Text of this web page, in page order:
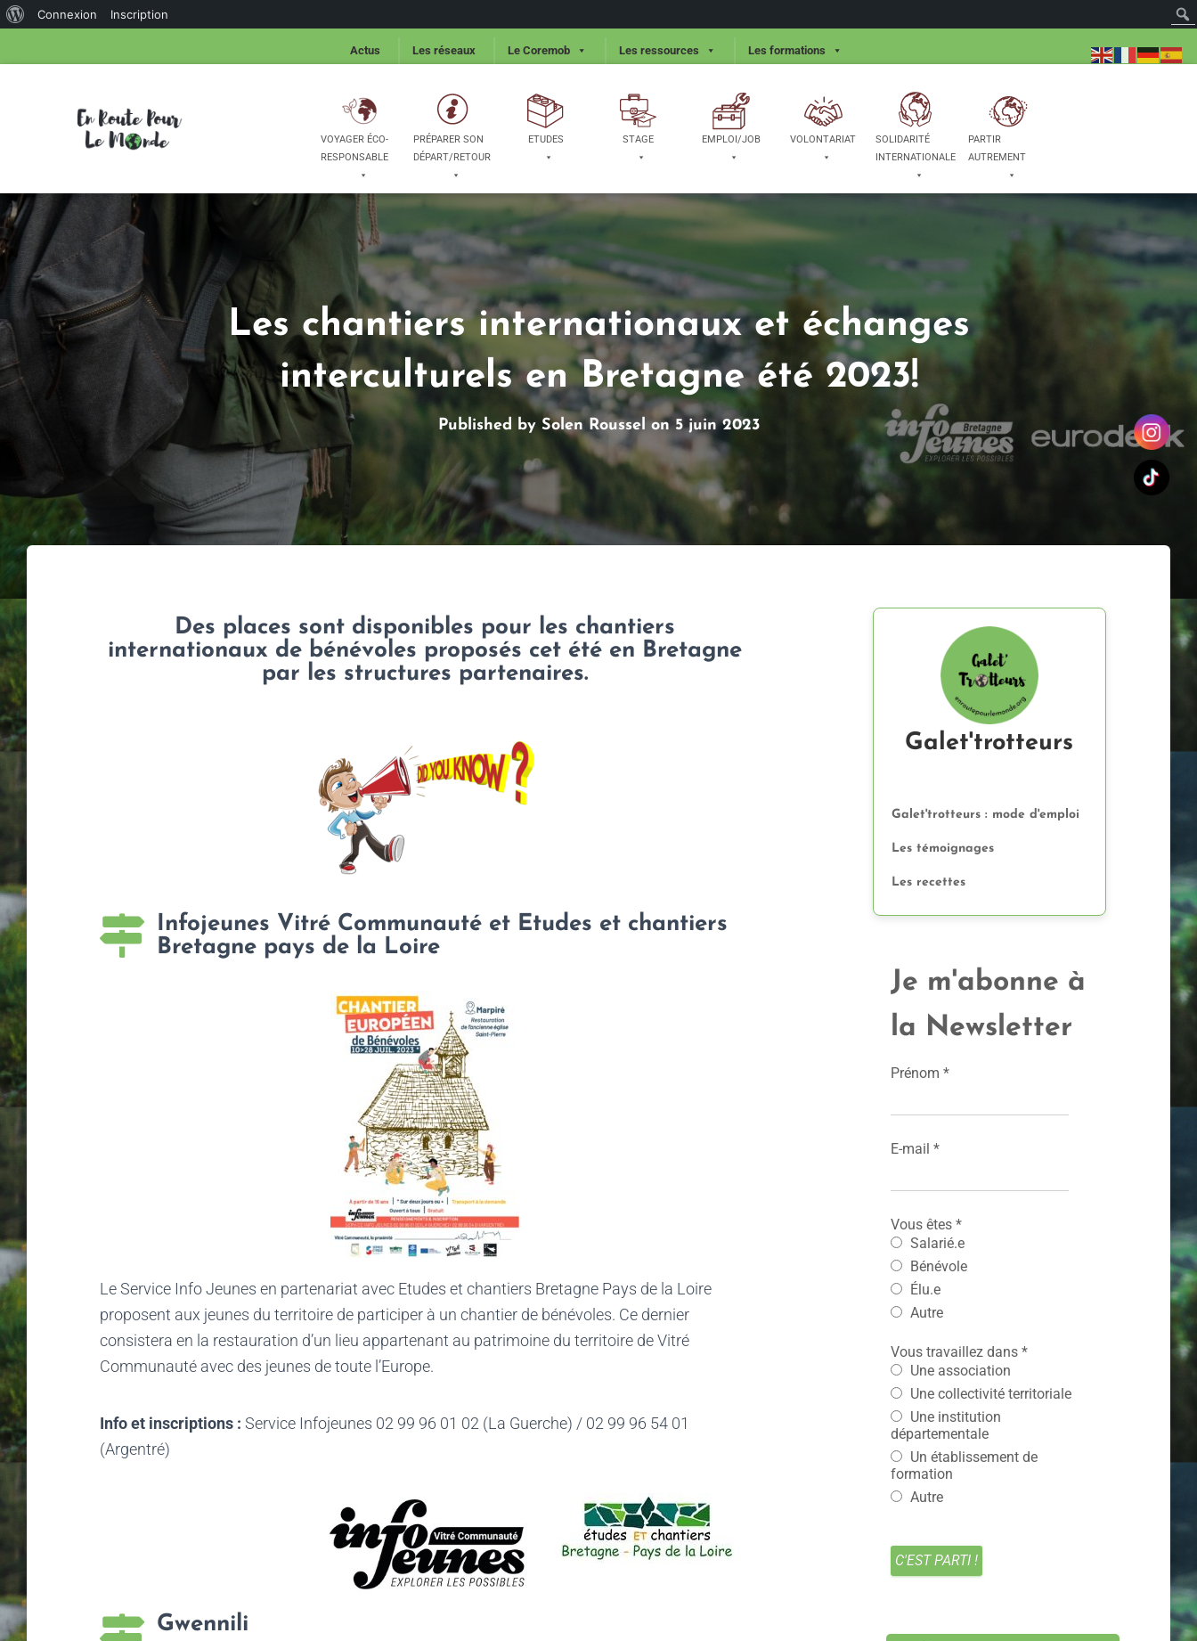
Connexion Inscription
Actus Les réseaux Le Coremob Les ressources Les formations
VOYAGER ÉCO-
RESPONSABLE
PRÉPARER SON
DÉPART/RETOUR
ETUDES STAGE EMPLOI/JOB VOLONTARIAT
SOLIDARITÉ
INTERNATIONALE
PARTIR
AUTREMENT
Les chantiers internationaux et échanges
interculturels en Bretagne été 2023!
Published by Solen Rousselon5 juin 2023
Des places sont disponibles pour les chantiers
internationaux de bénévoles proposés cet été en Bretagne
par les structures partenaires.
Infojeunes Vitré Communauté et Etudes et chantiers
Bretagne pays de la Loire
Le Service Info Jeunes en partenariat avec Etudes et chantiers Bretagne Pays de la Loire
proposent aux jeunes du territoire de participer à un chantier de bénévoles. Ce dernier
consistera en la restauration d’un lieu appartenant au patrimoine du territoire de Vitré
Communauté avec des jeunes de toute l’Europe.
Info et inscriptions : Service Infojeunes 02 99 96 01 02 (La Guerche) / 02 99 96 54 01
(Argentré)
Gwennili
Galet'trotteurs
Galet'trotteurs : mode d'emploi
Les témoignages
Les recettes
Je m'abonne à
la Newsletter
Prénom *
E-mail *
Vous êtes *
Salarié.e
Bénévole
Élu.e
Autre
Vous travaillez dans *
Une association
Une collectivité territoriale
Une institution
départementale
Un établissement de
formation
Autre